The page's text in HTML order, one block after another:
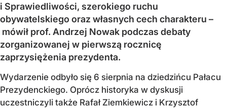
i Sprawiedliwości, szerokiego ruchu
obywatelskiego oraz własnych cech charakteru –
mówił prof. Andrzej Nowak podczas debaty
zorganizowanej w pierwszą rocznicę
zaprzysiężenia prezydenta.
Wydarzenie odbyło się 6 sierpnia na dziedzińcu Pałacu
Prezydenckiego. Oprócz historyka w dyskusji
uczestniczyli także Rafał Ziemkiewicz i Krzysztof